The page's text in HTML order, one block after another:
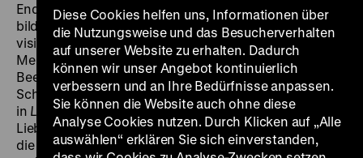
Ende, als der Film im April 1919 in die Kinos kommt. So
bildgewaltig wie kein Film zuvor verdammt Abel Gance’
visionäres Großprojekt den Krieg und klagt die
Menschen an, die ihn nicht verhindert haben.
Beeinflusst von Henri Barbusse’ drastischen
Schilderungen der Schrecken des modernen Krieges
in Le Feu(1916), erzählt Gance die unglückliche
Liebesgeschichte von zwei Männern und einer Frau,
die durch den Krieg auseinandergerissen werden. Er
Diese Cookies helfen uns, Informationen über
die Nutzungsweise und das Besucherverhalten
auf unserer Website zu erhalten. Dadurch
können wir unser Angebot kontinuierlich
verbessern und an Ihre Bedürfnisse anpassen.
Sie können die Website auch ohne diese
Analyse Cookies nutzen. Durch Klicken auf „Alle
auswählen“ erklären Sie sich einverstanden,